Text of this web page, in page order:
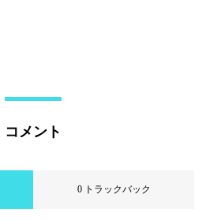
コメント
0 トラックバック